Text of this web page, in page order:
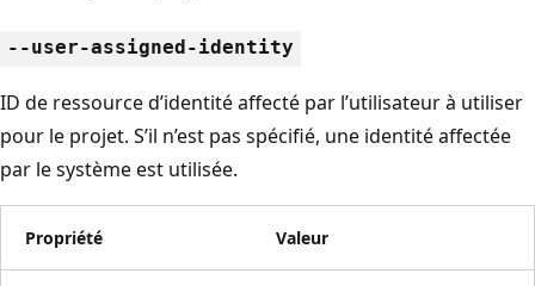
--user-assigned-identity
ID de ressource d’identité affecté par l’utilisateur à utiliser
pour le projet. S’il n’est pas spécifié, une identité affectée
par le système est utilisée.
Propriété Valeur